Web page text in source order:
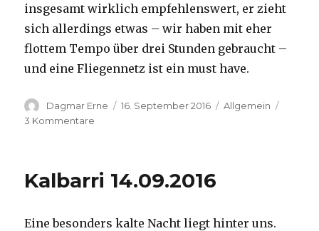
insgesamt wirklich empfehlenswert, er zieht
sich allerdings etwas – wir haben mit eher
flottem Tempo über drei Stunden gebraucht –
und eine Fliegennetz ist ein must have.
Autor
Dagmar Erne
Veröffentlicht
16. September 2016 Kategorien
Allgemein
3 Kommentare
Kalbarri 14.09.2016
Eine besonders kalte Nacht liegt hinter uns.